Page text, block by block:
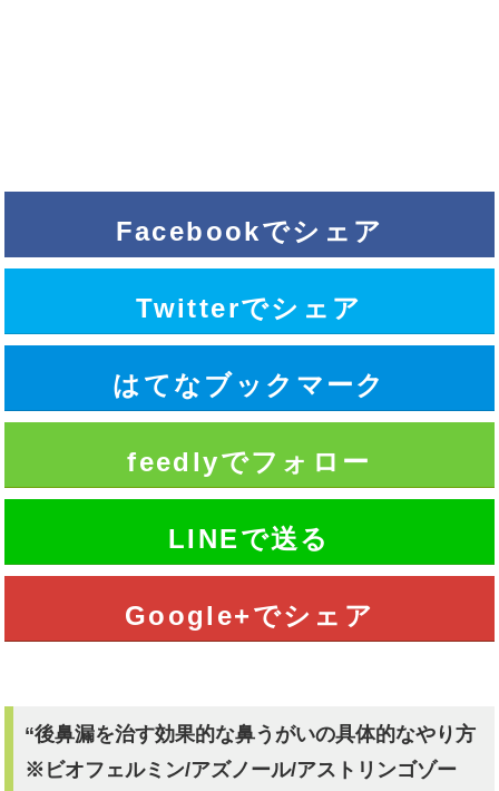
Facebookでシェア
Twitterでシェア
はてなブックマーク
feedlyでフォロー
LINEで送る
Google+でシェア
“後鼻漏を治す効果的な鼻うがいの具体的なやり方
※ビオフェルミン/アズノール/アストリンゴゾー